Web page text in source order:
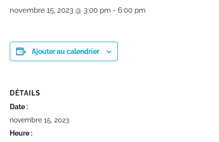
novembre 15, 2023 @ 3:00 pm - 6:00 pm
Ajouter au calendrier
DÉTAILS
Date :
novembre 15, 2023
Heure :